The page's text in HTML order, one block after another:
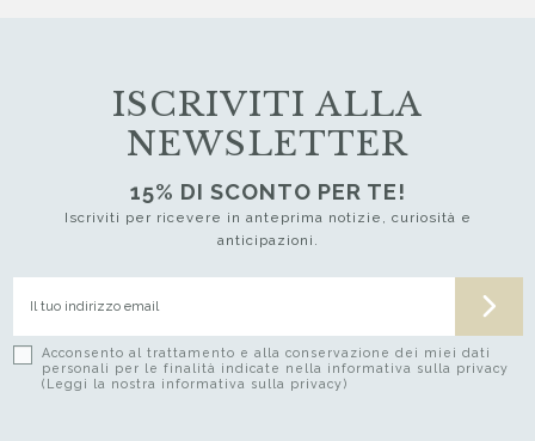
ISCRIVITI ALLA
NEWSLETTER
15% DI SCONTO PER TE!
Iscriviti per ricevere in anteprima notizie, curiosità e
anticipazioni.
Acconsento al trattamento e alla conservazione dei miei dati
personali per le finalità indicate nella informativa sulla privacy
(Leggi la nostra informativa sulla privacy)